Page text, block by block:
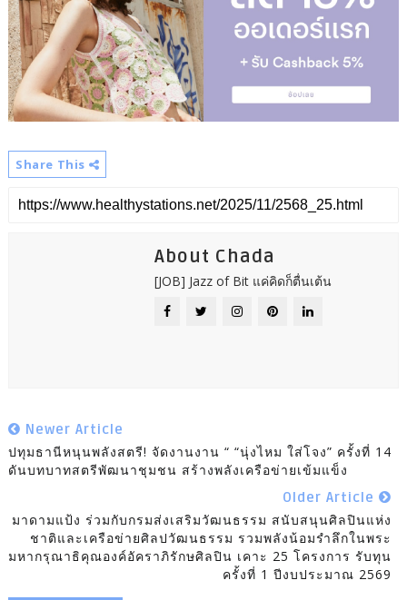
Share This
About Chada
[JOB] Jazz of Bit แค่คิดก็ตื่นเต้น
Newer Article
ปทุมธานีหนุนพลังสตรี! จัดงานงาน “ “นุ่งไหม ใส่โจง” ครั้งที่ 14
ดันบทบาทสตรีพัฒนาชุมชน สร้างพลังเครือข่ายเข้มแข็ง
Older Article
มาดามแป้ง ร่วมกับกรมส่งเสริมวัฒนธรรม สนับสนุนศิลปินแห่ง
ชาติและเครือข่ายศิลปวัฒนธรรม รวมพลังน้อมรำลึกในพระ
มหากรุณาธิคุณองค์อัคราภิรักษศิลปิน เคาะ 25 โครงการ รับทุน
ครั้งที่ 1 ปีงบประมาณ 2569